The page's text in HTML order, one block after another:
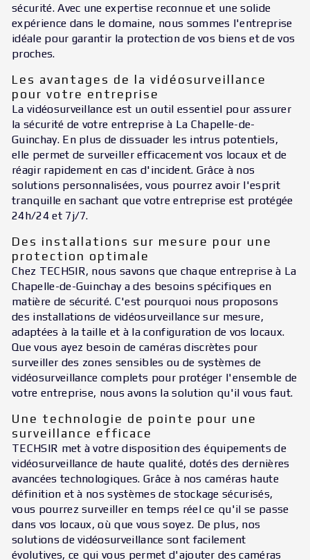
sécurité. Avec une expertise reconnue et une solide
expérience dans le domaine, nous sommes l'entreprise
idéale pour garantir la protection de vos biens et de vos
proches.
Les avantages de la vidéosurveillance
pour votre entreprise
La vidéosurveillance est un outil essentiel pour assurer
la sécurité de votre entreprise à La Chapelle-de-
Guinchay. En plus de dissuader les intrus potentiels,
elle permet de surveiller efficacement vos locaux et de
réagir rapidement en cas d'incident. Grâce à nos
solutions personnalisées, vous pourrez avoir l'esprit
tranquille en sachant que votre entreprise est protégée
24h/24 et 7j/7.
Des installations sur mesure pour une
protection optimale
Chez TECHSIR, nous savons que chaque entreprise à La
Chapelle-de-Guinchay a des besoins spécifiques en
matière de sécurité. C'est pourquoi nous proposons
des installations de vidéosurveillance sur mesure,
adaptées à la taille et à la configuration de vos locaux.
Que vous ayez besoin de caméras discrètes pour
surveiller des zones sensibles ou de systèmes de
vidéosurveillance complets pour protéger l'ensemble de
votre entreprise, nous avons la solution qu'il vous faut.
Une technologie de pointe pour une
surveillance efficace
TECHSIR met à votre disposition des équipements de
vidéosurveillance de haute qualité, dotés des dernières
avancées technologiques. Grâce à nos caméras haute
définition et à nos systèmes de stockage sécurisés,
vous pourrez surveiller en temps réel ce qu'il se passe
dans vos locaux, où que vous soyez. De plus, nos
solutions de vidéosurveillance sont facilement
évolutives, ce qui vous permet d'ajouter des caméras